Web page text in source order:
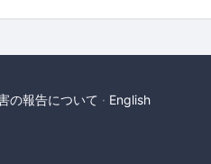
の報告について English